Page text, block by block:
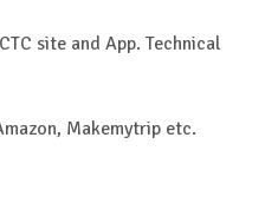
site and App. Technical
Makemytrip etc.